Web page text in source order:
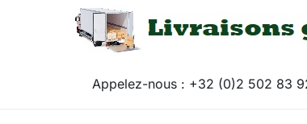
Appelez-nous : +32 (0)2 502 83